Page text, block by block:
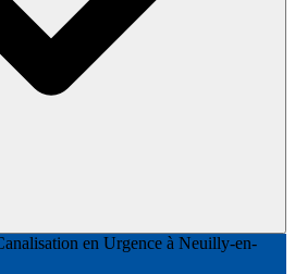
en Urgence à Neuilly-en-